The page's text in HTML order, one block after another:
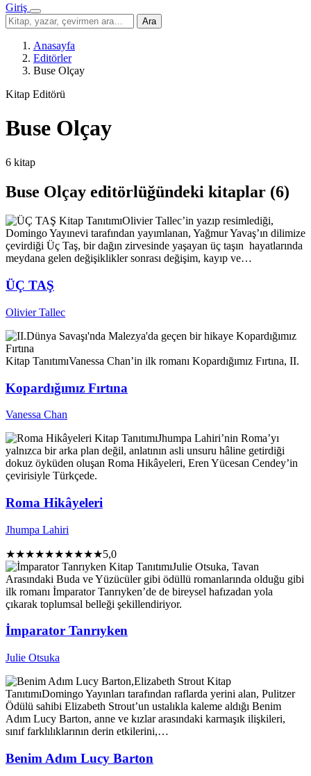
Giriş
Menü
Sitede
ara
Ara
Anasayfa
Editörler
Buse Olçay
Kitap Editörü
Buse Olçay
6 kitap
Buse Olçay editörlüğündeki kitaplar (6)
Kitap TanıtımıOlivier Tallec’in yazıp resimlediği,
Domingo Yayınevi tarafından yayımlanan, Yağmur Yavaş’ın dilimize
çevirdiği Üç Taş, bir dağın zirvesinde yaşayan üç taşın hayatlarında
meydana gelen değişiklikler sonrası değişim, kayıp ve…
ÜÇ TAŞ
Olivier Tallec
Kitap TanıtımıVanessa Chan’in ilk romanı Kopardığımız Fırtına, II.
Kopardığımız Fırtına
Vanessa Chan
Kitap TanıtımıJhumpa Lahiri’nin Roma’yı
yalnızca bir arka plan değil, anlatının asli unsuru hâline getirdiği
dokuz öyküden oluşan Roma Hikâyeleri, Eren Yücesan Cendey’in
çevirisiyle Türkçede.
Roma Hikâyeleri
Jhumpa Lahiri
★★★★★★★★★★5,0
Kitap TanıtımıJulie Otsuka, Tavan
Arasındaki Buda ve Yüzücüler gibi ödüllü romanlarında olduğu gibi
ilk romanı İmparator Tanrıyken’de de bireysel hafızadan yola
çıkarak toplumsal belleği şekillendiriyor.
İmparator Tanrıyken
Julie Otsuka
Kitap
TanıtımıDomingo Yayınları tarafından raflarda yerini alan, Pulitzer
Ödülü sahibi Elizabeth Strout’un ustalıkla kaleme aldığı Benim
Adım Lucy Barton, anne ve kızlar arasındaki karmaşık ilişkileri,
sınıf farklılıklarının derin etkilerini,…
Benim Adım Lucy Barton